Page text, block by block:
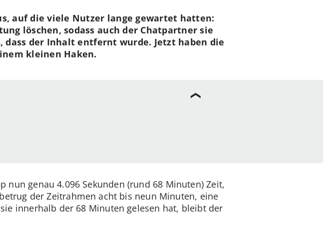
auf die viele Nutzer lange gewartet hatten:
löschen, sodass auch der Chatpartner sie
der Inhalt entfernt wurde. Jetzt haben die
kleinen Haken.
nun genau 4.096 Sekunden (rund 68 Minuten) Zeit,
der Zeitrahmen acht bis neun Minuten, eine
innerhalb der 68 Minuten gelesen hat, bleibt der